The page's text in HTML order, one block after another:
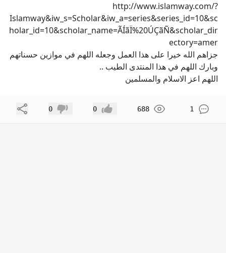
http://www.islamway.com/?
Islamway&iw_s=Scholar&iw_a=series&series_id=10&sc
holar_id=10&scholar_name=ÃÍãÏ%20ÚÇãÑ&scholar_dir
ectory=amer
جزاهم الله خيرا على هذا العمل وجعله اللهم في موازين حسناتهم
وبارك اللهم في هذا المنتدى الطيب ..
اللهم اعز الاسلام والمسلمين
1
688 إعجاب 0 عدم إعجاب
0 مشاركة